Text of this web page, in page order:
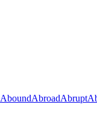
AboundAbroadAbrupt